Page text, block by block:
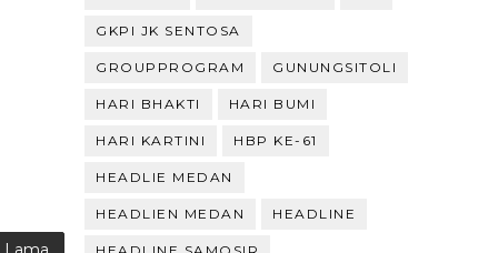
GKPI JK SENTOSA
GROUPPROGRAM GUNUNGSITOLI
HARI BHAKTI HARI BUMI
HARI KARTINI HBP KE-61
HEADLIE MEDAN
HEADLIEN MEDAN HEADLINE